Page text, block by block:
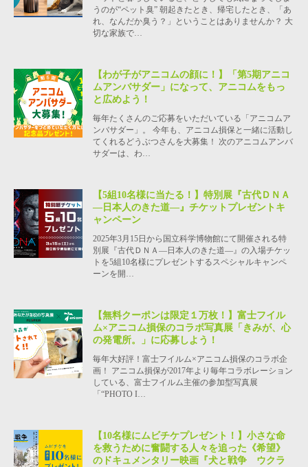
うのが“ペット臭” 朝起きたとき、帰宅したとき、「あ
れ、なんだか臭う？」ということはありませんか？ 大
切な家族で…
【わが子がアニコムの顔に！】「第5期アニコ
ムアンバサダー」になって、アニコムをもっ
と広めよう！
毎年たくさんのご応募をいただいている「アニコムア
ンバサダー」。 今年も、アニコム損保と一緒に活動し
てくれるどうぶつさんを大募集！ 次のアニコムアンバ
サダーは、わ…
【5組10名様に当たる！】特別展『古代ＤＮＡ
―日本人のきた道―』チケットプレゼントキ
ャンペーン
2025年3月15日から国立科学博物館にて開催される特
別展『古代ＤＮＡ―日本人のきた道―』の入場チケッ
トを5組10名様にプレゼントするスペシャルキャンペ
ーンを開…
【無料クーポンは限定１万枚！】富士フイル
ム×アニコム損保のコラボ写真展「きみが、心
の発電所。」に応募しよう！
毎年大好評！富士フイルム×アニコム損保のコラボ企
画！ アニコム損保が2017年より毎年コラボレーション
している、富士フイルム主催の参加型写真展
「“PHOTO I…
【10名様にムビチケプレゼント！】小さな命
を救うために奮闘する人々を追った《希望》
のドキュメンタリー映画『犬と戦争 ウクラ